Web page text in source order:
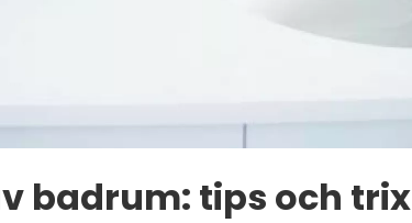
badrum: tips och trix